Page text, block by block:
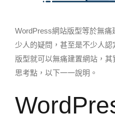
WordPress網站版型等於無
少人的疑問，甚至是不少人
版型就可以無痛建置網站，
思考點，以下一一說明。